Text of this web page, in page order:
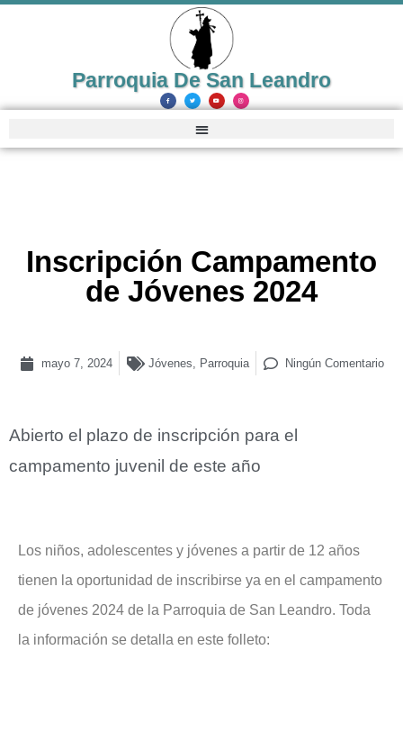
Parroquia De San Leandro
Inscripción Campamento
de Jóvenes 2024
mayo 7, 2024 Jóvenes, Parroquia Ningún Comentario
Abierto el plazo de inscripción para el
campamento juvenil de este año
Los niños, adolescentes y jóvenes a partir de 12 años
tienen la oportunidad de inscribirse ya en el campamento
de jóvenes 2024 de la Parroquia de San Leandro. Toda
la información se detalla en este folleto: